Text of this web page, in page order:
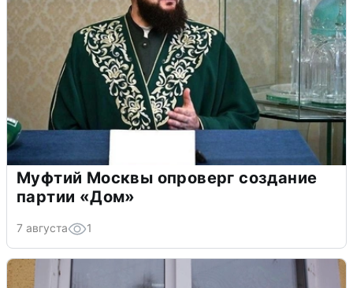
Муфтий Москвы опроверг создание
партии «Дом»
7 августа 1